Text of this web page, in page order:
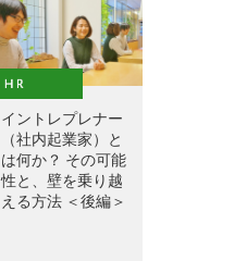
イントレプレナー
（社内起業家）と
は何か？ その可能
性と、壁を乗り越
える方法 ＜後編＞